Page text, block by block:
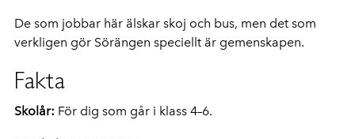
De som jobbar här älskar skoj och bus, men det som
verkligen gör Sörängen speciellt är gemenskapen.
Fakta
Skolår: För dig som går i klass 4–6.